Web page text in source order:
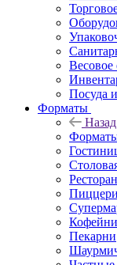
Весовое
Посуда
Форматы
Назад
Ресторан
Кофейни
Пекарни